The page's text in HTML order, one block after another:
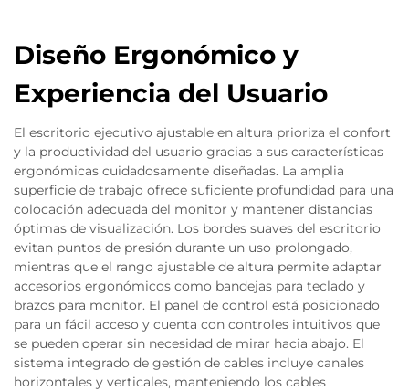
Diseño Ergonómico y
Experiencia del Usuario
El escritorio ejecutivo ajustable en altura prioriza el confort
y la productividad del usuario gracias a sus características
ergonómicas cuidadosamente diseñadas. La amplia
superficie de trabajo ofrece suficiente profundidad para una
colocación adecuada del monitor y mantener distancias
óptimas de visualización. Los bordes suaves del escritorio
evitan puntos de presión durante un uso prolongado,
mientras que el rango ajustable de altura permite adaptar
accesorios ergonómicos como bandejas para teclado y
brazos para monitor. El panel de control está posicionado
para un fácil acceso y cuenta con controles intuitivos que
se pueden operar sin necesidad de mirar hacia abajo. El
sistema integrado de gestión de cables incluye canales
horizontales y verticales, manteniendo los cables